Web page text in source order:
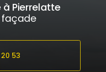
Pierrelatte
façade
20 53